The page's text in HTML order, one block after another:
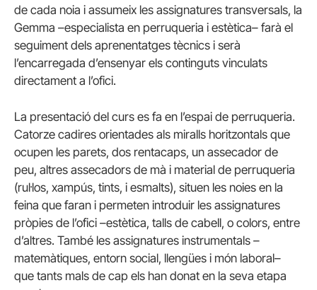
de cada noia i assumeix les assignatures transversals, la
Gemma –especialista en perruqueria i estètica– farà el
seguiment dels aprenentatges tècnics i serà
l’encarregada d’ensenyar els continguts vinculats
directament a l’ofici.
La presentació del curs es fa en l’espai de perruqueria.
Catorze cadires orientades als miralls horitzontals que
ocupen les parets, dos rentacaps, un assecador de
peu, altres assecadors de mà i material de perruqueria
(rul·los, xampús, tints, i esmalts), situen les noies en la
feina que faran i permeten introduir les assignatures
pròpies de l’ofici –estètica, talls de cabell, o colors, entre
d’altres. També les assignatures instrumentals –
matemàtiques, entorn social, llengües i món laboral–
que tants mals de cap els han donat en la seva etapa